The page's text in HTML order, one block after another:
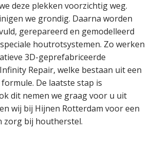
deze plekken voorzichtig weg.
we grondig. Daarna worden
gerepareerd en gemodelleerd
houtrotsystemen. Zo werken
3D-geprefabriceerde
Repair, welke bestaan uit een
De laatste stap is
dit nemen we graag voor u uit
wij bij Hijnen Rotterdam voor een
zorg bij houtherstel.